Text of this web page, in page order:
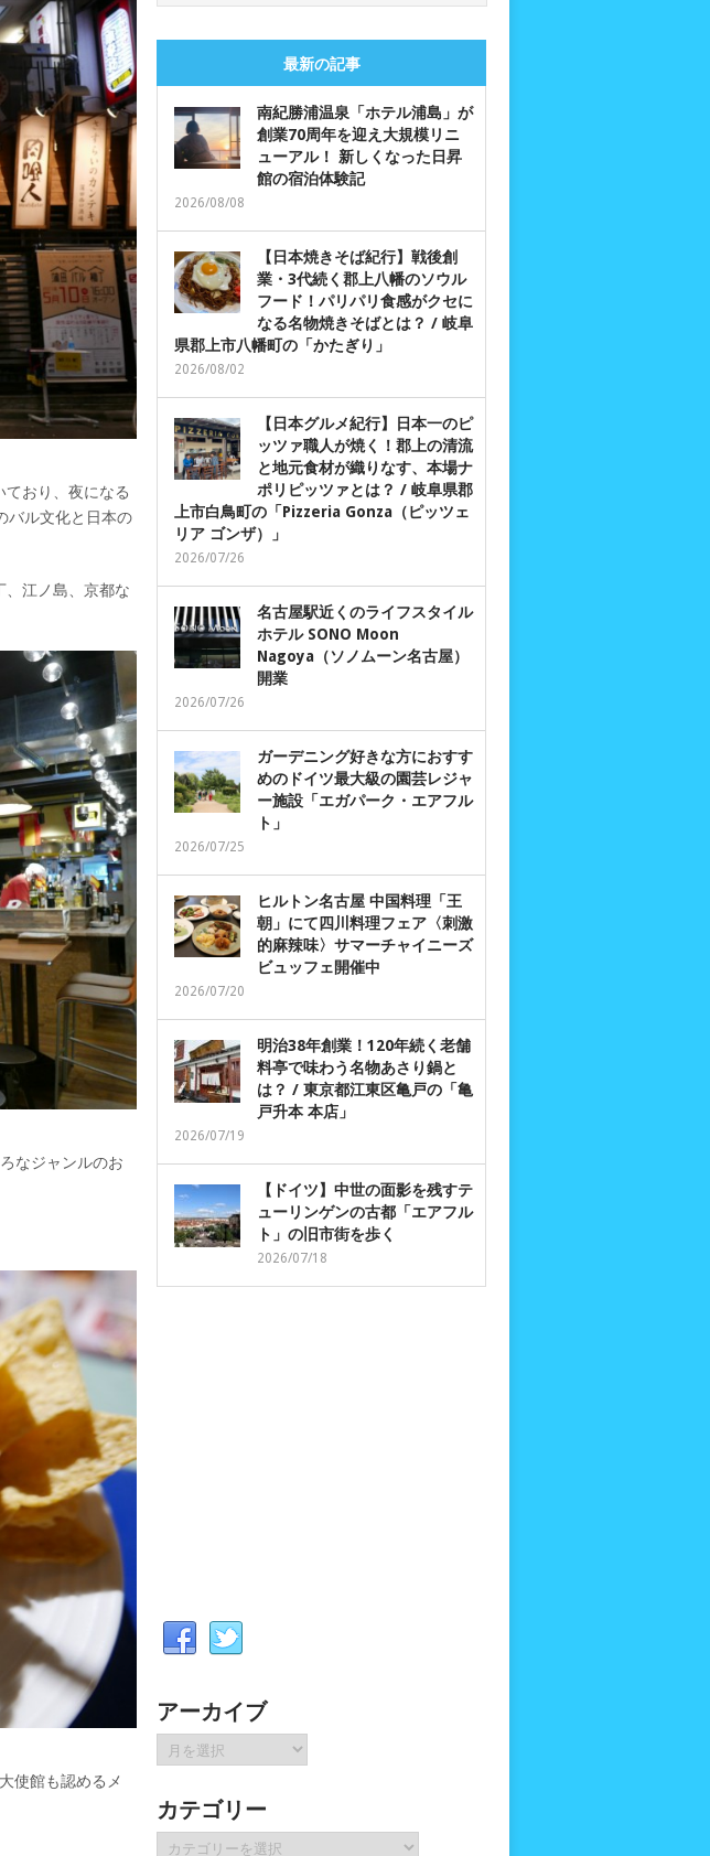
おり、夜になる
バル文化と日本の
、江ノ島、京都な
なジャンルのお
使館も認めるメ
最新の記事
南紀勝浦温泉「ホテル浦島」が
創業70周年を迎え大規模リニ
ューアル！ 新しくなった日昇
館の宿泊体験記
2026/08/08
【日本焼きそば紀行】戦後創
業・3代続く郡上八幡のソウル
フード！パリパリ食感がクセに
なる名物焼きそばとは？ / 岐阜
県郡上市八幡町の「かたぎり」
2026/08/02
【日本グルメ紀行】日本一のピ
ッツァ職人が焼く！郡上の清流
と地元食材が織りなす、本場ナ
ポリピッツァとは？ / 岐阜県郡
上市白鳥町の「Pizzeria Gonza（ピッツェ
リア ゴンザ）」
2026/07/26
名古屋駅近くのライフスタイル
ホテル SONO Moon
Nagoya（ソノムーン名古屋）
開業
2026/07/26
ガーデニング好きな方におすす
めのドイツ最大級の園芸レジャ
ー施設「エガパーク・エアフル
ト」
2026/07/25
ヒルトン名古屋 中国料理「王
朝」にて四川料理フェア〈刺激
的麻辣味〉サマーチャイニーズ
ビュッフェ開催中
2026/07/20
明治38年創業！120年続く老舗
料亭で味わう名物あさり鍋と
は？ / 東京都江東区亀戸の「亀
戸升本 本店」
2026/07/19
【ドイツ】中世の面影を残すテ
ューリンゲンの古都「エアフル
ト」の旧市街を歩く
2026/07/18
アーカイブ
ア
ー
イ
ブ
カテゴリー